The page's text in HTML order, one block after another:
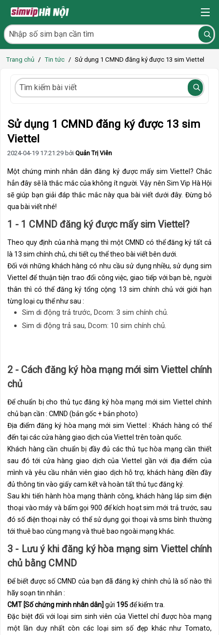
Trang chủ / Tin tức / Sử dụng 1 CMND đăng ký được 13 sim Viettel
Sử dụng 1 CMND đăng ký được 13 sim
Viettel
2024-04-19 17:21:29 bởi Quản Trị Viên
Một chứng minh nhân dân đăng ký được mấy sim Viettel? Chắc
hẳn đây sẽ là thắc mắc của không ít người. Vậy nên Sim Vip Hà Hội
sẽ giúp bạn giải đáp thắc mắc này qua bài viết dưới đây. Đừng bỏ
qua bài viết nhé!
1 - 1 CMND đăng ký được mấy sim Viettel?
Theo quy định của nhà mạng thì một CMND có thể đăng ký tất cả
là 13 sim chính chủ, chi tiết cụ thể theo bài viết bên dưới.
Đối với những khách hàng có nhu cầu sử dụng nhiều, sử dụng sim
Viettel để thuận tiện trao đổi công việc, giao tiếp với bạn bè, người
thân thì có thể đăng ký tổng cộng 13 sim chính chủ với giới hạn
từng loại cụ thể như sau :
Sim di động trả trước, Dcom: 3 sim chính chủ.
Sim di động trả sau, Dcom: 10 sim chính chủ.
2 - Cách đăng ký hòa mạng mới sim Viettel chính
chủ
Để chuẩn bị cho thủ tục đăng ký hòa mạng mới sim Viettel chính
chủ bạn cần : CMND (bản gốc + bản photo)
Địa điểm đăng ký hòa mạng mới sim Viettel : Khách hàng có thể
đến tại các cửa hàng giao dịch của Viettel trên toàn quốc.
Khách hàng cần chuẩn bị đầy đủ các thủ tục hòa mạng cần thiết
sau đó tới cửa hàng giao dịch của Viettel gần với địa điểm của
mình và yêu cầu nhân viên giao dịch hỗ trợ, khách hàng điền đầy
đủ thông tin vào giấy cam kết và hoàn tất thủ tục đăng ký.
Sau khi tiến hành hòa mạng thành công, khách hàng lắp sim điện
thoại vào máy và bấm gọi 900 để kích hoạt sim mới trả trước, sau
đó số điện thoại này có thể sử dụng gọi thoại và sms bình thường
tới thuê bao cùng mạng và thuê bao ngoài mạng khác.
3 - Lưu ý khi đăng ký hòa mạng sim Viettel chính
chủ bằng CMND
Để biết được số CMND của bạn đã đăng ký chính chủ là số nào thì
hãy soạn tin nhắn :
CMT [Số chứng minh nhân dân] gửi 195để kiểm tra.
Đặc biệt đối với loại sim sinh viên của Viettel chỉ được hòa mạng
một lần duy nhất còn các loại sim số đẹp khác như Tomato,